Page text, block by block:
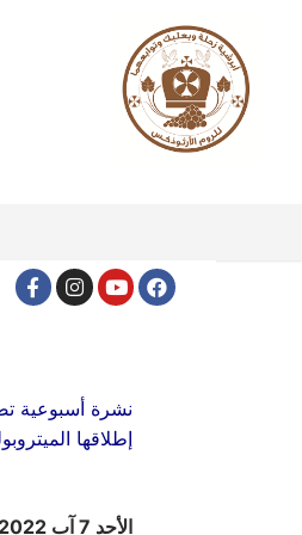
نشرة أسبوعية
إطلاقها
الأحد 7 آب 2022